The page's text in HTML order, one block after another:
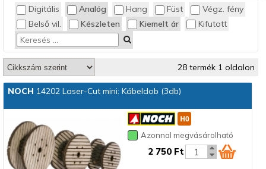
Digitális Analóg Hang Füst
Végz. fény
Belső vil.
Készleten Kiemelt ár Kifutott
28 termék 1 oldalon
NOCH 14202 Laser-Cut mini: Kábeldob (3db)
Azonnal megvásárolható
2 750 Ft